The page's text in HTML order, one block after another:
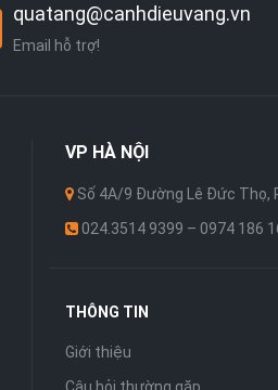
quatang@canhdieuvang.vn
Email hỗ trợ!
VP HÀ NỘI
Số 4A/9 Đường Lê Đức Thọ,
024.3514 9399 – 0974 186
THÔNG TIN
Giới thiệu